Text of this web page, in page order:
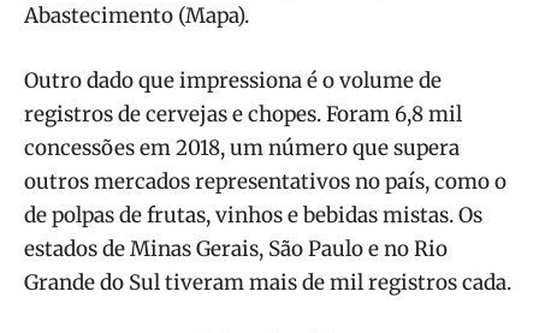
Abastecimento (Mapa).
Outro dado que impressiona é o volume de
registros de cervejas e chopes. Foram 6,8 mil
concessões em 2018, um número que supera
outros mercados representativos no país, como o
de polpas de frutas, vinhos e bebidas mistas. Os
estados de Minas Gerais, São Paulo e no Rio
Grande do Sul tiveram mais de mil registros cada.